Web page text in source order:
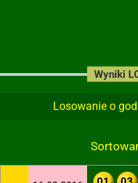
Losowanie o
Wyniki